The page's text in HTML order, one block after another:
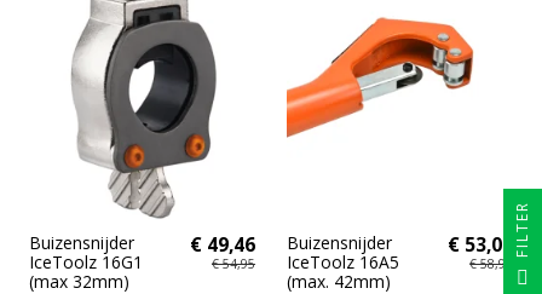
Buizensnijder
IceToolz 16G1
(max 32mm)
€ 49,46
€ 54,95
Buizensnijder
IceToolz 16A5
(max. 42mm)
€ 53,06
€ 58,95 FILTER